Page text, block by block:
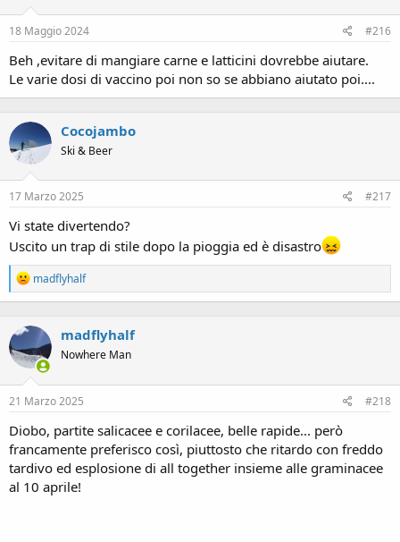
n
:
18 Maggio 2024 #216
Beh ,evitare di mangiare carne e latticini dovrebbe aiutare.
Le varie dosi di vaccino poi non so se abbiano aiutato poi....
Cocojambo
Ski & Beer
17 Marzo 2025 #217
Vi state divertendo?
Uscito un trap di stile dopo la pioggia ed è disastro
R
e
a
i
o
n
:
madflyhalf
madflyhalf
Nowhere Man
21 Marzo 2025 #218
Diobo, partite salicacee e corilacee, belle rapide... però
francamente preferisco così, piuttosto che ritardo con freddo
tardivo ed esplosione di all together insieme alle graminacee
al 10 aprile!